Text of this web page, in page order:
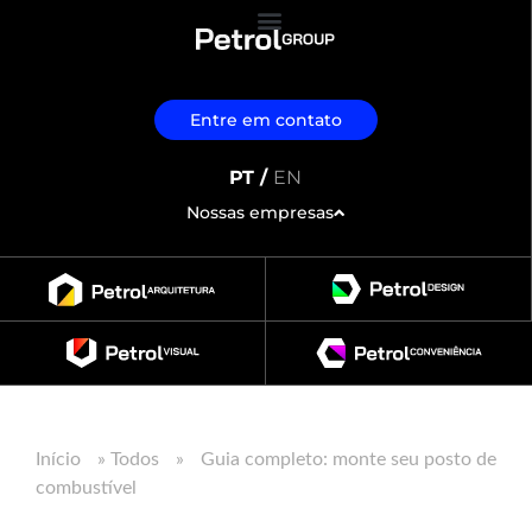
Entre em contato
PT / EN
Nossas empresas
Início » Todos »
Guia completo: monte seu posto de
combustível